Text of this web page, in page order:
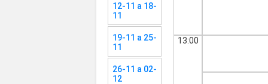
12-11 a 18-
11
19-11 a 25-
11
26-11 a 02-
12
13:00